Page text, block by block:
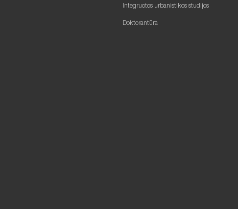
Integruotos urbanistikos studijos
Doktorantūra